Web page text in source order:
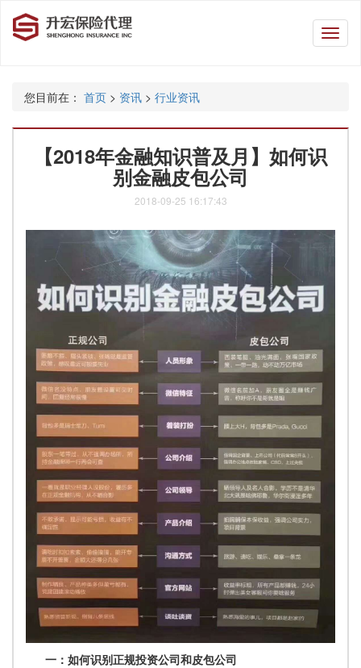
升
宏
您目前在： 首页 > 资讯 > 行业资讯
【2018年金融知识普及月】如何识
别金融皮包公司
2018-09-25 16:17:43
一：如何识别正规投资公司和皮包公司